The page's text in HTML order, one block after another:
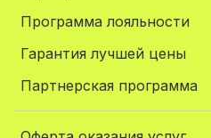
Программа лояльности
Гарантия лучшей цены
Партнерская программа